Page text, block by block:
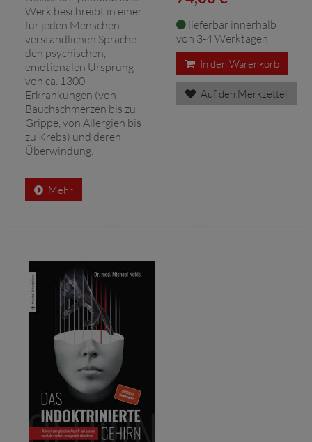
Werk beschreibt in einer
für jeden Menschen
verständlichen Sprache
den psychischen,
emotionalen Ursprung
von ca. 1300
Erkrankungen (von
Bauchschmerzen bis zu
Grippe, von Allergien bis
zu Krebs) und deren
Überwindung.
Mehr
lieferbar innerhalb
von 3-4 Werktagen
In den Warenkorb
Auf den Merkzettel